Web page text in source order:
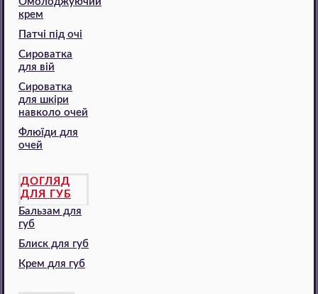
крем
Патчі під очі
Сироватка
для вій
Сироватка
для шкіри
навколо очей
Флюїди для
очей
ДОГЛЯД
ДЛЯ ГУБ
Бальзам для
губ
Блиск для губ
Крем для губ